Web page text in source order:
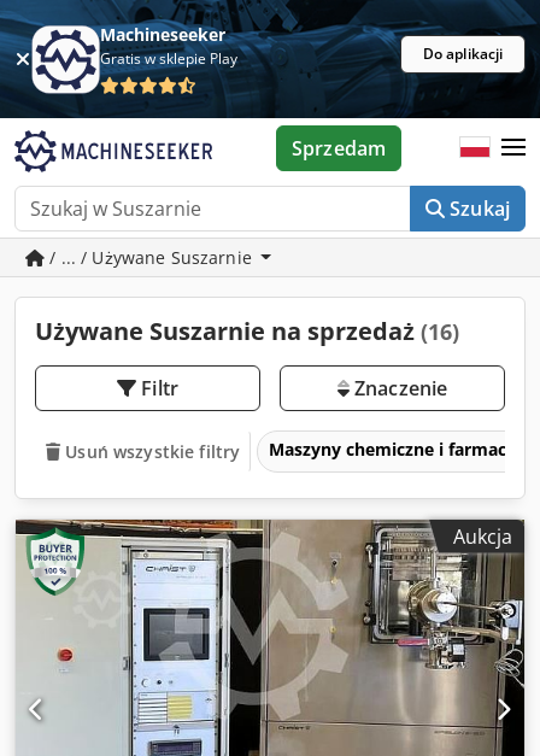
Machineseeker
Gratis w sklepie Play Do aplikacji
Szukaj
Sprzedam
/ ... / Używane Suszarnie
Używane Suszarnie na sprzedaż (16)
Filtr Znaczenie
Usuń wszystkie filtry Maszyny chemiczne i
Aukcja